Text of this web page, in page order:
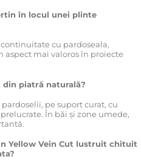
în locul unei plinte
cu pardoseala,
aspect mai valoros în proiecte
piatră naturală?
pe suport curat, cu
În băi și zone umede,
Yellow Vein Cut lustruit chituit